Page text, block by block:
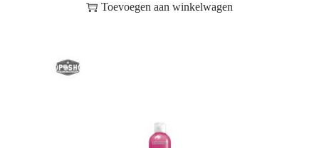
Toevoegen aan winkelwagen